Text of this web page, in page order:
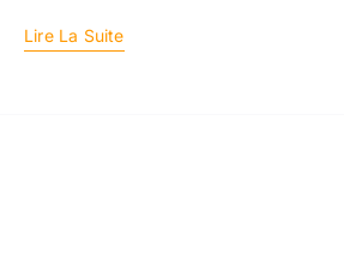
Lire La Suite